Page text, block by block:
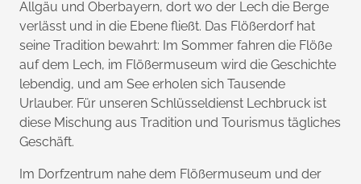
Allgäu und Oberbayern, dort wo der Lech die Berge
verlässt und in die Ebene fließt. Das Flößerdorf hat
seine Tradition bewahrt: Im Sommer fahren die Flöße
auf dem Lech, im Flößermuseum wird die Geschichte
lebendig, und am See erholen sich Tausende
Urlauber. Für unseren Schlüsseldienst Lechbruck ist
diese Mischung aus Tradition und Tourismus tägliches
Geschäft.
Im Dorfzentrum nahe dem Flößermuseum und der